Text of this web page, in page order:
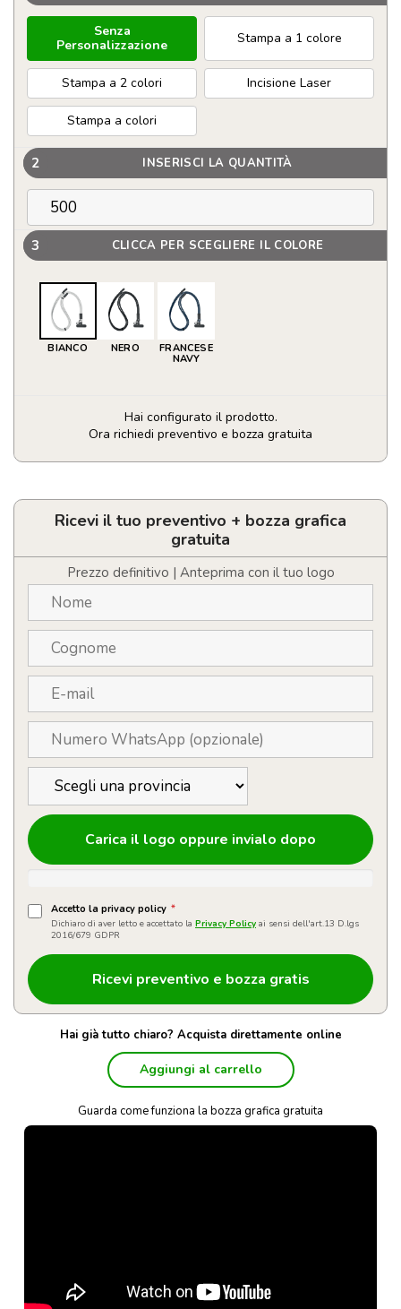
Senza
Personalizzazione
Stampa a 1 colore
Stampa a 2 colori Incisione Laser
Stampa a colori
2 INSERISCI LA QUANTITÀ
3 CLICCA PER SCEGLIERE IL COLORE
BIANCO NERO
FRANCESE
NAVY
Hai configurato il prodotto.
Ora richiedi preventivo e bozza gratuita
Cordino
cellullare
quantità
Ricevi il tuo preventivo + bozza grafica
gratuita
Prezzo definitivo | Anteprima con il tuo logo
Carica il logo oppure invialo dopo
Accetto la privacy policy *
Dichiaro di aver letto e accettato la Privacy Policy ai sensi dell'art.13 D.lgs
2016/679 GDPR
Hai già tutto chiaro? Acquista direttamente online
Aggiungi al carrello
Guarda come funziona la bozza grafica gratuita